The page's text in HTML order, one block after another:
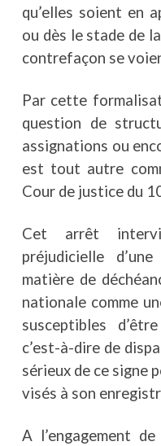
qu’elles soient en
ou dès le stade de
contrefaçon se
Par cette
question de
assignations ou
est tout autre
Cour de justice du
Cet arrêt
préjudicielle
matière de
nationale comme
susceptibles
c’est-à-dire de
sérieux de ce signe
visés à son
A l’engagement